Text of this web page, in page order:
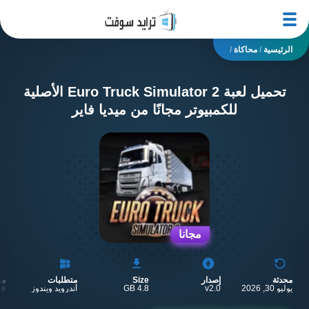
الرئيسية / محاكاة /
تحميل لعبة Euro Truck Simulator 2 الأصلية​
للكمبيوتر مجانًا من ميديا فاير
مجانا
محدثة
يوليو 30, 2026
إصدار
v2.0
Size
4.8 GB
متطلبات
أندرويد ويندوز